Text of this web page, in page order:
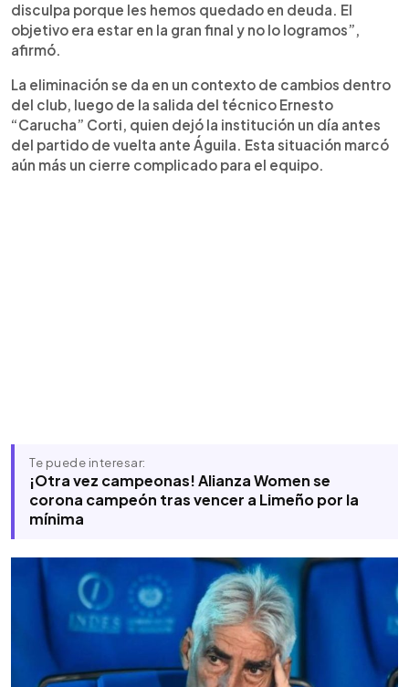
disculpa porque les hemos quedado en deuda. El
objetivo era estar en la gran final y no lo logramos”,
afirmó.
La eliminación se da en un contexto de cambios dentro
del club, luego de la salida del técnico Ernesto
“Carucha” Corti, quien dejó la institución un día antes
del partido de vuelta ante Águila. Esta situación marcó
aún más un cierre complicado para el equipo.
Te puede interesar:
¡Otra vez campeonas! Alianza Women se
corona campeón tras vencer a Limeño por la
mínima